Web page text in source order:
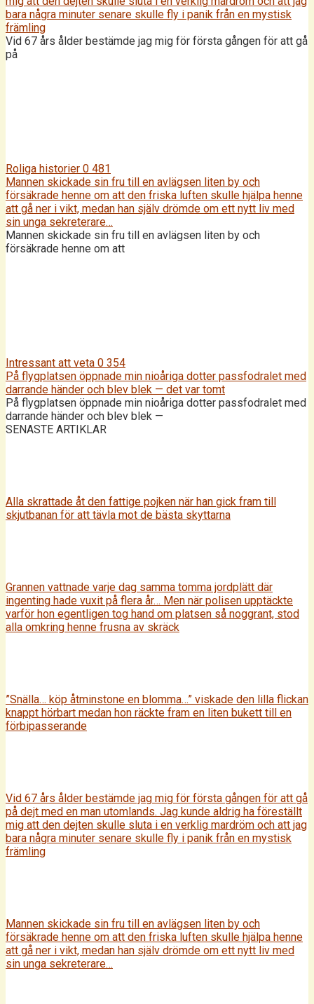
bara några minuter senare skulle fly i panik från en mystisk
främling
Vid 67 års ålder bestämde jag mig för första gången för att gå
på
Roliga historier 0 481
Mannen skickade sin fru till en avlägsen liten by och
försäkrade henne om att den friska luften skulle hjälpa henne
att gå ner i vikt, medan han själv drömde om ett nytt liv med
sin unga sekreterare…
Mannen skickade sin fru till en avlägsen liten by och
försäkrade henne om att
Intressant att veta 0 354
På flygplatsen öppnade min nioåriga dotter passfodralet med
darrande händer och blev blek — det var tomt
På flygplatsen öppnade min nioåriga dotter passfodralet med
darrande händer och blev blek —
SENASTE ARTIKLAR
Alla skrattade åt den fattige pojken när han gick fram till
skjutbanan för att tävla mot de bästa skyttarna
Grannen vattnade varje dag samma tomma jordplätt där
ingenting hade vuxit på flera år… Men när polisen upptäckte
varför hon egentligen tog hand om platsen så noggrant, stod
alla omkring henne frusna av skräck
”Snälla… köp åtminstone en blomma…” viskade den lilla flickan
knappt hörbart medan hon räckte fram en liten bukett till en
förbipasserande
Vid 67 års ålder bestämde jag mig för första gången för att gå
på dejt med en man utomlands. Jag kunde aldrig ha föreställt
mig att den dejten skulle sluta i en verklig mardröm och att jag
bara några minuter senare skulle fly i panik från en mystisk
främling
Mannen skickade sin fru till en avlägsen liten by och
försäkrade henne om att den friska luften skulle hjälpa henne
att gå ner i vikt, medan han själv drömde om ett nytt liv med
sin unga sekreterare…